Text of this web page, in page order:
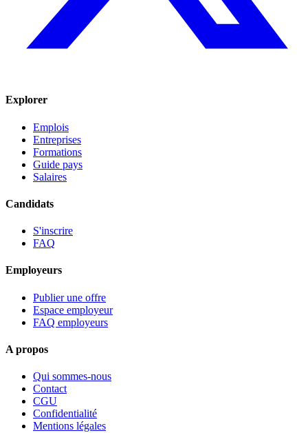
Explorer
Emplois
Entreprises
Formations
Guide pays
Salaires
Candidats
S'inscrire
FAQ
Employeurs
Publier une offre
Espace employeur
FAQ employeurs
A propos
Qui sommes-nous
Contact
CGU
Confidentialité
Mentions légales